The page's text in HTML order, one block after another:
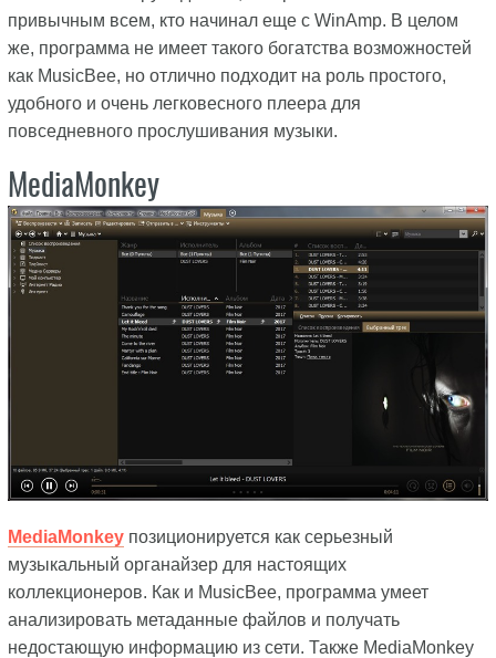
привычным всем, кто начинал еще с WinAmp. В целом
же, программа не имеет такого богатства возможностей
как MusicBee, но отлично подходит на роль простого,
удобного и очень легковесного плеера для
повседневного прослушивания музыки.
MediaMonkey
MediaMonkeyпозиционируется как серьезный
музыкальный органайзер для настоящих
коллекционеров. Как и MusicBee, программа умеет
анализировать метаданные файлов и получать
недостающую информацию из сети. Также MediaMonkey